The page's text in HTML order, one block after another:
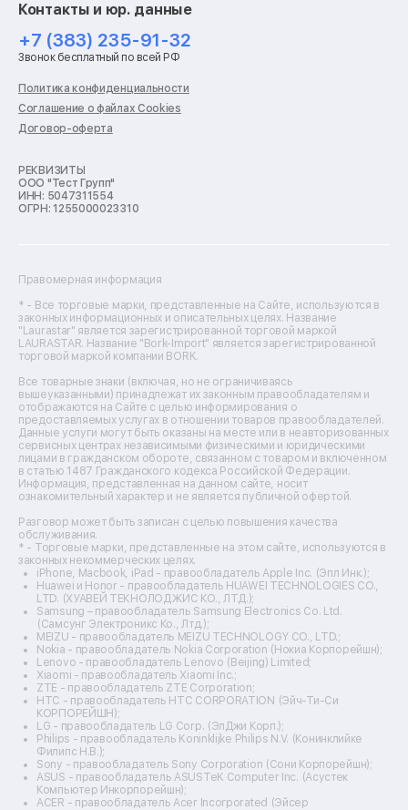
Ремонт роботов-пылесосов
Ремонт холодильников
Ремонт стиральных машин
Ремонт пылесосов
Ремонт варочных панелей
Ремонт духовых шкафов
Ремонт кондиционеров
Ремонт кухонных комбайнов
Ремонт морозильных камер
Ремонт отпаривателей
Ремонт плоттеров
Ремонт фенов
Ремонт цифровых биноклей
Ремонт тепловизоров
Ремонт массажных кресел
Ремонт водонагревателей
Ремонт вытяжек
Ремонт источников бесперебойного питания
Ремонт пароварок
Ремонт микшерных пультов
Ремонт dj-пультов
Ремонт кухонных плит
Ремонт стедикамов
Ремонт оптических прицелов
Ремонт электровелосипедов
Ремонт видеокамер
Ремонт эхолотов
Ремонт 3d-принтеров
Ремонт прицелов ночного видения
Ремонт винных шкафов
Ремонт выпрямителей
Ремонт сушилок для рук
Ремонт дальномеров
Ремонт снегоуборщиков
Контакты и юр. данные
+7 (383) 235-91-32
Звонок бесплатный по всей РФ
Политика конфиденциальности
Соглашение о файлах Cookies
Договор-оферта
РЕКВИЗИТЫ
ООО "Тест Групп"
ИНН: 5047311554
ОГРН: 1255000023310
Правомерная информация
* - Все торговые марки, представленные на Сайте, используются в
законных информационных и описательных целях. Название
"Laurastar" является зарегистрированной торговой маркой
LAURASTAR. Название "Bork-Import" является зарегистрированной
торговой маркой компании BORK.
Все товарные знаки (включая, но не ограничиваясь
вышеуказанными) принадлежат их законным правообладателям и
отображаются на Сайте с целью информирования о
предоставляемых услугах в отношении товаров правообладателей.
Данные услуги могут быть оказаны на месте или в неавторизованных
сервисных центрах независимыми физическими и юридическими
лицами в гражданском обороте, связанном с товаром и включенном
в статью 1487 Гражданского кодекса Российской Федерации.
Информация, представленная на данном сайте, носит
ознакомительный характер и не является публичной офертой.
Разговор может быть записан с целью повышения качества
обслуживания.
* - Торговые марки, представленные на этом сайте, используются в
законных некоммерческих целях.
iPhone, Macbook, iPad - правообладатель Apple Inc. (Эпл Инк.);
Huawei и Honor - правообладатель HUAWEI TECHNOLOGIES CO.,
LTD. (ХУАВЕЙ ТЕКНОЛОДЖИС КО., ЛТД.);
Samsung – правообладатель Samsung Electronics Co. Ltd.
(Самсунг Электроникс Ко., Лтд.);
MEIZU - правообладатель MEIZU TECHNOLOGY CO., LTD.;
Nokia - правообладатель Nokia Corporation (Нокиа Корпорейшн);
Lenovo - правообладатель Lenovo (Beijing) Limited;
Xiaomi - правообладатель Xiaomi Inc.;
ZTE - правообладатель ZTE Corporation;
HTC - правообладатель HTC CORPORATION (Эйч-Ти-Си
КОРПОРЕЙШН);
LG - правообладатель LG Corp. (ЭлДжи Корп.);
Philips - правообладатель Koninklijke Philips N.V. (Конинклийке
Филипс Н.В.);
Sony - правообладатель Sony Corporation (Сони Корпорейшн);
ASUS - правообладатель ASUSTeK Computer Inc. (Асустек
Компьютер Инкорпорейшн);
ACER - правообладатель Acer Incorporated (Эйсер